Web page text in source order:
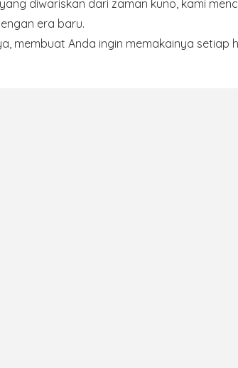
diwariskan dari zaman kuno, kami
era baru.
membuat Anda ingin memakainya setiap